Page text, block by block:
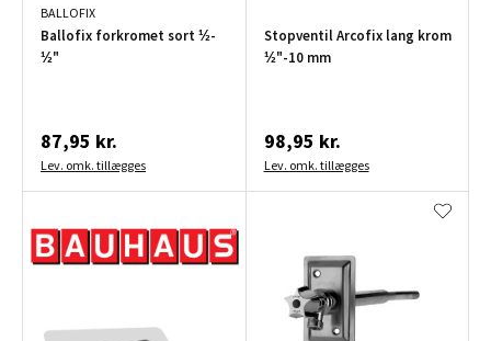
BALLOFIX
Ballofix forkromet sort ½-
½"
87,95 kr.
Lev. omk. tillægges
Stopventil Arcofix lang krom
½"-10 mm
98,95 kr.
Lev. omk. tillægges